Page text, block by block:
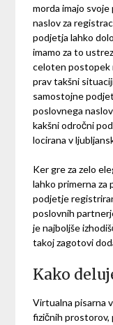
morda imajo
naslov za
podjetja lahko
imamo za to
celoten postopek
prav takšni
samostojne
poslovnega
kakšni odročni
locirana v
Ker gre za zelo
lahko primerna za
podjetje
poslovnih
je najboljše
takoj zagotovi
Kako
Virtualna pisarna
fizičnih prostorov,